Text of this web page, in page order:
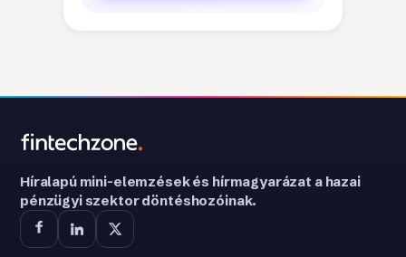
Híralapú mini-elemzések és hírmagyarázat a hazai
pénzügyi szektor döntéshozóinak.